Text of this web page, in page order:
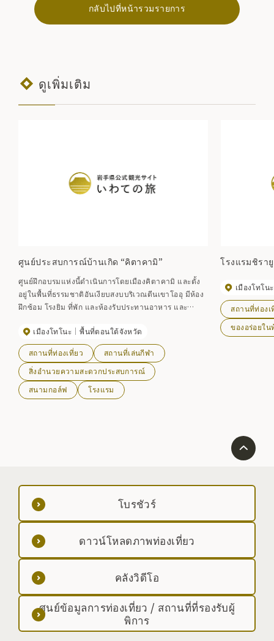
กลับไปที่หน้ารวมรายการ
ดูเพิ่มเติม
ศูนย์ประสบการณ์บ้านเกิด “คิตาคามิ”
ศูนย์ฝึกอบรมแห่งนี้ดำเนินการโดยเมืองคิตาคามิ และตั้ง
อยู่ในพื้นที่ธรรมชาติอันเงียบสงบบริเวณตีนเขาโออุ มีห้อง
ฝึกซ้อม โรงยิม ที่พัก และห้องรับประทานอาหาร และ
เมืองโทโนะ
พื้นที่ตอนใต้จังหวัด
สถานที่ท่องเที่ยว
สถานที่เล่นกีฬา
สิ่งอำนวยความสะดวกประสบการณ์
สนามกอล์ฟ
โรงแรม
โรงแรมชิรา
เมืองโทโนะ
สถานที่ท่องเ
ของอร่อยใน
โบรชัวร์
ดาวน์โหลดภาพท่องเที่ยว
คลังวิดีโอ
ศูนย์ข้อมูลการท่องเที่ยว / สถานที่ที่รองรับผู้
พิการ